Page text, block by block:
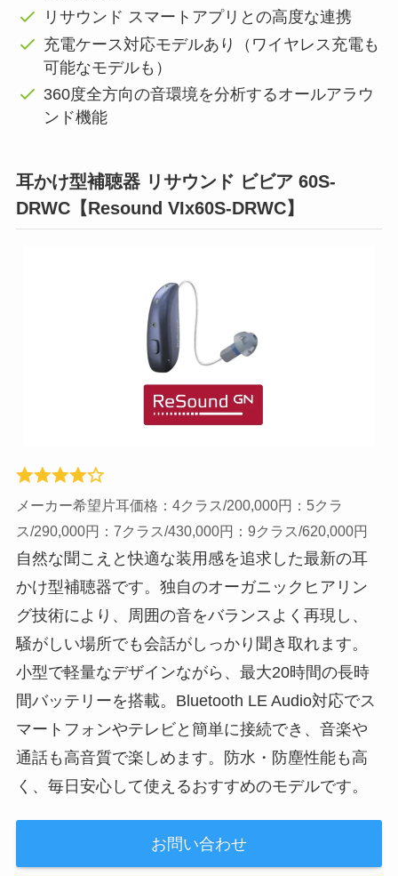
リサウンド スマートアプリとの高度な連携
充電ケース対応モデルあり（ワイヤレス充電も
可能なモデルも）
360度全方向の音環境を分析するオールアラウ
ンド機能
耳かけ型補聴器 リサウンド ビビア 60S‐
DRWC【Resound VIx60S-DRWC】
メーカー希望片耳価格：4クラス/200,000円：5クラ
ス/290,000円：7クラス/430,000円：9クラス/620,000円
自然な聞こえと快適な装用感を追求した最新の耳
かけ型補聴器です。独自のオーガニックヒアリン
グ技術により、周囲の音をバランスよく再現し、
騒がしい場所でも会話がしっかり聞き取れます。
小型で軽量なデザインながら、最大20時間の長時
間バッテリーを搭載。Bluetooth LE Audio対応でス
マートフォンやテレビと簡単に接続でき、音楽や
通話も高音質で楽しめます。防水・防塵性能も高
く、毎日安心して使えるおすすめのモデルです。
お問い合わせ